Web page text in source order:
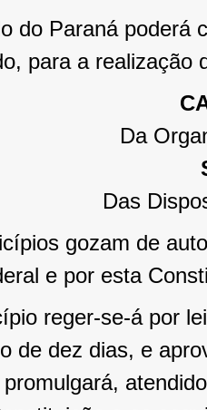
do Paraná poderá
para a realização
Da
Das
gozam de
e por esta
reger-se-á por
de dez dias, e